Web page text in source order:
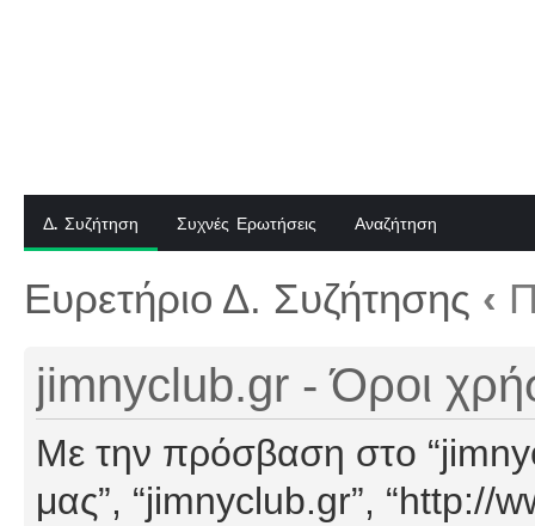
Δ. Συζήτηση Συχνές Ερωτήσεις Αναζήτηση
Ευρετήριο Δ. Συζήτησης ‹
jimnyclub.gr - Όροι
Με την πρόσβαση στο
μας”, “jimnyclub.gr”, “http://